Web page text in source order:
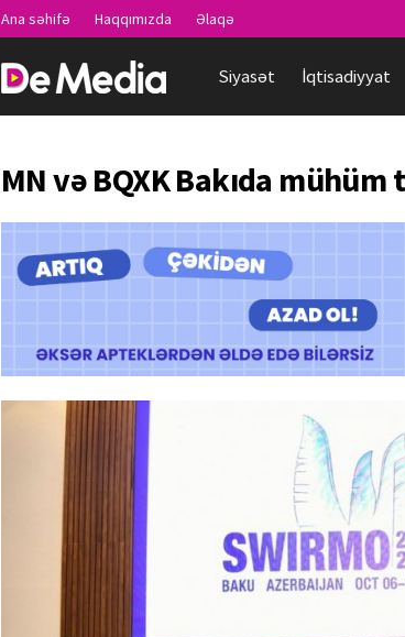
Ana səhifə Haqqımızda Əlaqə
Siyasət İqtisadiyyat
MN və BQXK Bakıda